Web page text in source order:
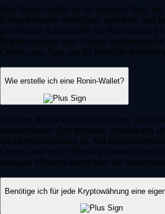
Eine Ronin-Wallet ist ein digitales Tool, mit
Kryptobestände verwalten, speichern und
persönliche Schnittstelle zur Blockchain.
Erlebnis nutzen viele Nutzer
Crypto.com App, um ihr Portfolio jederzeit
Wie erstelle ich eine Ronin-Wallet?
Um eine Ronin-Wallet zu erstellen, laden
entsprechende App herunter, erstellen ein
die Identitätsprüfung ab. Mit
Crypto.com ist der Einstieg besonders
wenigen Minuten direkt über Ihr
Benötige ich für jede Kryptowährung eine